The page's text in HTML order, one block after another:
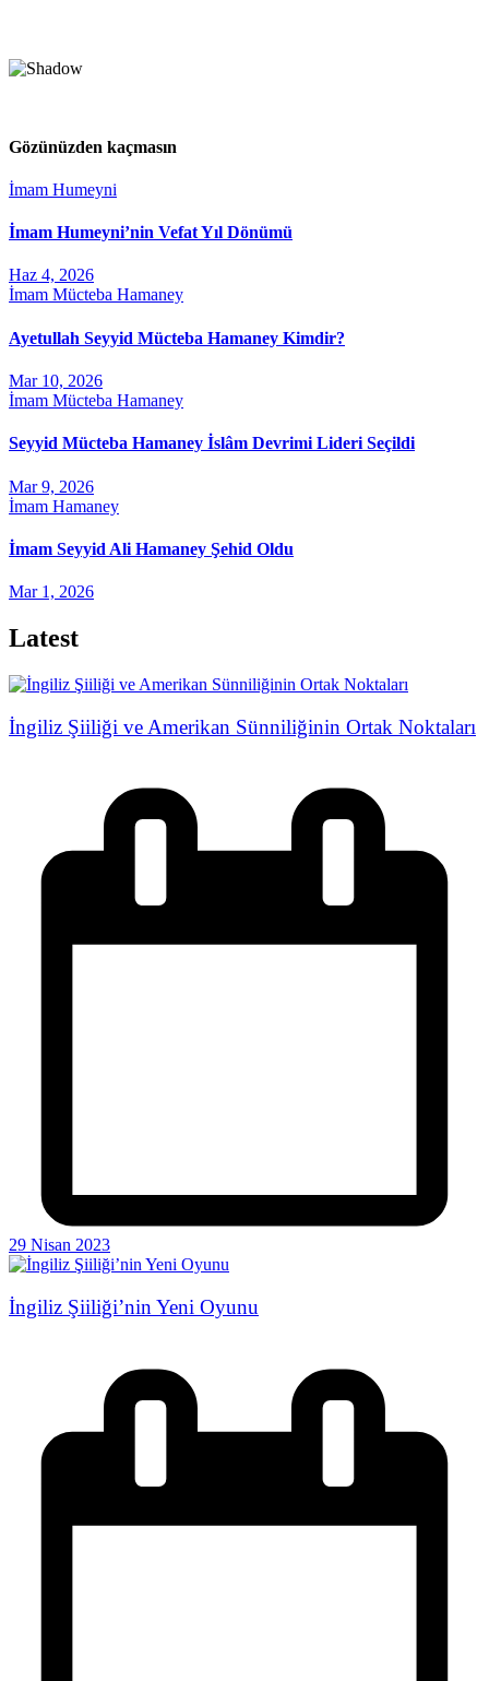
Gözünüzden kaçmasın
İmam Humeyni
İmam Humeyni’nin Vefat Yıl Dönümü
Haz 4, 2026
İmam Mücteba Hamaney
Ayetullah Seyyid Mücteba Hamaney Kimdir?
Mar 10, 2026
İmam Mücteba Hamaney
Seyyid Mücteba Hamaney İslâm Devrimi Lideri Seçildi
Mar 9, 2026
İmam Hamaney
İmam Seyyid Ali Hamaney Şehid Oldu
Mar 1, 2026
Latest
İngiliz Şiiliği ve Amerikan Sünniliğinin Ortak Noktaları
29 Nisan 2023
İngiliz Şiiliği’nin Yeni Oyunu